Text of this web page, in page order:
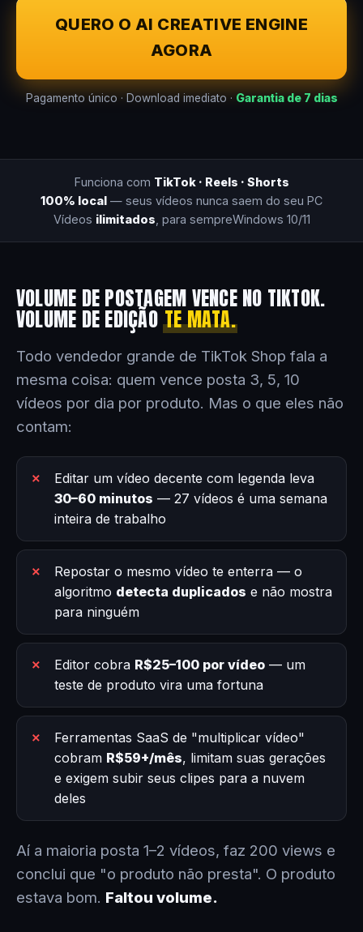
QUERO O AI CREATIVE ENGINE
AGORA
Pagamento único · Download imediato · Garantia de 7 dias
Funciona com TikTok · Reels · Shorts
100% local — seus vídeos nunca saem do seu PC
Vídeos ilimitados , para sempreWindows 10/11
VOLUME DE POSTAGEM VENCE NO TIKTOK.
VOLUME DE EDIÇÃOTE MATA.
Todo vendedor grande de TikTok Shop fala a
mesma coisa: quem vence posta 3, 5, 10
vídeos por dia por produto. Mas o que eles não
contam:
Editar um vídeo decente com legenda leva
30–60 minutos — 27 vídeos é uma semana
inteira de trabalho
Repostar o mesmo vídeo te enterra — o
algoritmo detecta duplicados e não mostra
para ninguém
Editor cobra R$25–100 por vídeo — um
teste de produto vira uma fortuna
Ferramentas SaaS de "multiplicar vídeo"
cobram R$59+/mês, limitam suas gerações
e exigem subir seus clipes para a nuvem
deles
Aí a maioria posta 1–2 vídeos, faz 200 views e
conclui que "o produto não presta". O produto
estava bom. Faltou volume.